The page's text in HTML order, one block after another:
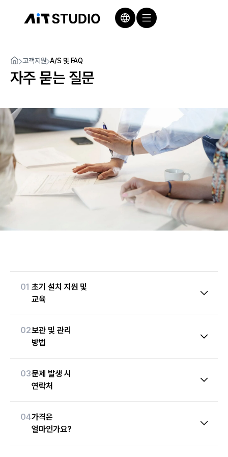
고객지원 A/S 및 FAQ
자주 묻는 질문
01 초기 설치 지원 및
교육
02보관 및 관리
방법
03문제 발생 시
연락처
04가격은
얼마인가요?